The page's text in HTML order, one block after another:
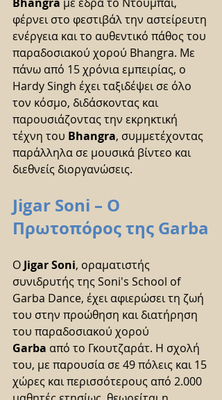
φέρνει στο φεστιβάλ την αστείρευτη
ενέργεια και το αυθεντικό πάθος του
παραδοσιακού χορού Bhangra. Με
πάνω από 15 χρόνια εμπειρίας, ο
Hardy Singh έχει ταξιδέψει σε όλο
τον κόσμο, διδάσκοντας και
παρουσιάζοντας την εκρηκτική
τέχνη του Bhangra, συμμετέχοντας
παράλληλα σε μουσικά βίντεο και
διεθνείς διοργανώσεις.
Jigar Soni – Ο
Πρωτοπόρος της Garba
Ο Jigar Soni, οραματιστής
συνιδρυτής της Soni's School of
Garba Dance, έχει αφιερώσει τη ζωή
του στην προώθηση και διατήρηση
του παραδοσιακού χορού
Garba από το Γκουτζαράτ. Η σχολή
του, με παρουσία σε 49 πόλεις και 15
χώρες και περισσότερους από 2.000